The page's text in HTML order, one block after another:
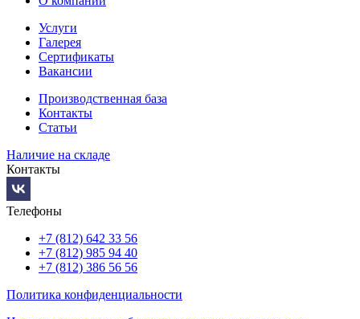
Услуги
Галерея
Сертификаты
Вакансии
Производственная база
Контакты
Статьи
Наличие на складе
Контакты
Телефоны
+7 (812) 642 33 56
+7 (812) 985 94 40
+7 (812) 386 56 56
Политика конфиденциальности